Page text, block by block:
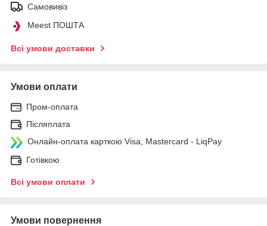
Самовивіз
Meest ПОШТА
Всі умови доставки
Умови оплати
Пром-оплата
Післяплата
Онлайн-оплата карткою Visa, Mastercard - LiqPay
Готівкою
Всі умови оплати
Умови повернення